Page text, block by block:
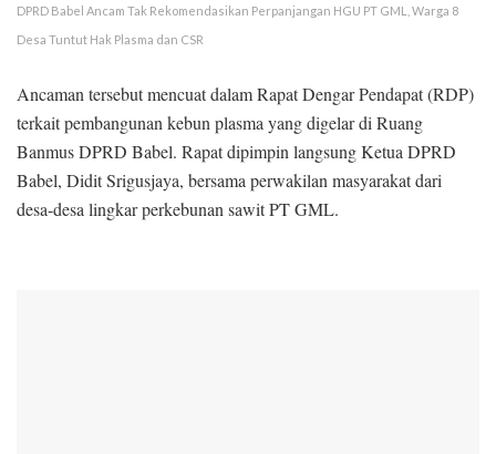
DPRD Babel Ancam Tak Rekomendasikan Perpanjangan HGU PT GML, Warga 8
Desa Tuntut Hak Plasma dan CSR
Ancaman tersebut mencuat dalam Rapat Dengar Pendapat (RDP)
terkait pembangunan kebun plasma yang digelar di Ruang
Banmus DPRD Babel. Rapat dipimpin langsung Ketua DPRD
Babel, Didit Srigusjaya, bersama perwakilan masyarakat dari
desa-desa lingkar perkebunan sawit PT GML.